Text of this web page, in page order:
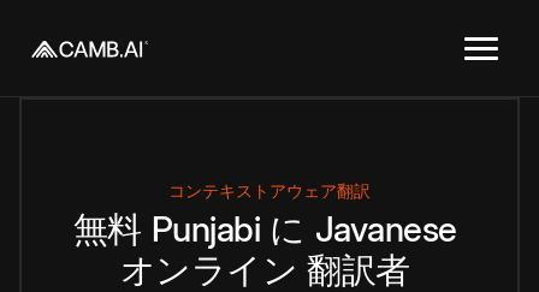
コンテキストアウェア翻訳
無料 Punjabi に Javanese
オンライン 翻訳者